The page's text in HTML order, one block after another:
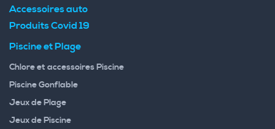
Accessoires auto
Produits Covid 19
Piscine et Plage
Chlore et accessoires Piscine
Piscine Gonflable
Jeux de Plage
Jeux de Piscine